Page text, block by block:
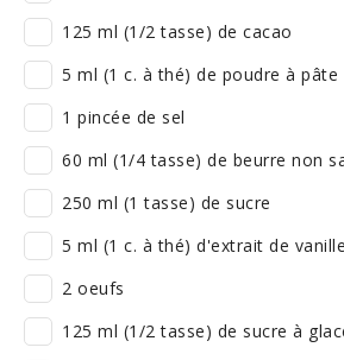
125 ml (1/2 tasse) de cacao
5 ml (1 c. à thé) de poudre à pâte
1 pincée de sel
60 ml (1/4 tasse) de beurre non
250 ml (1 tasse) de sucre
5 ml (1 c. à thé) d'extrait de vanille
2 oeufs
125 ml (1/2 tasse) de sucre à